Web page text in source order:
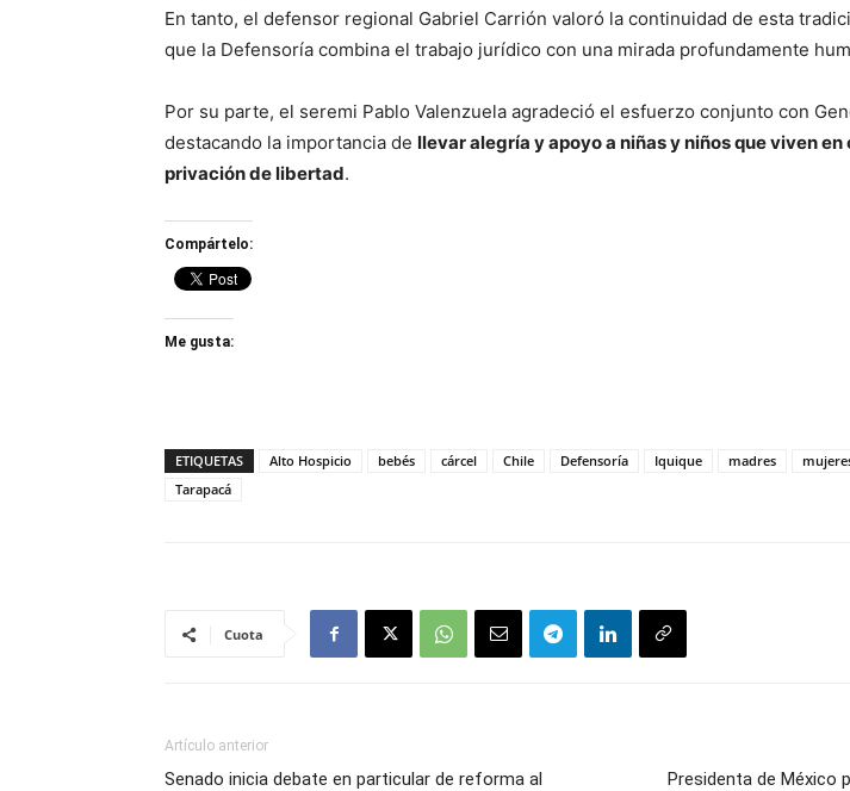
En tanto, el defensor regional Gabriel Carrión valoró la continuidad de esta
que la Defensoría combina el trabajo jurídico con una mirada profundamente
Por su parte, el seremi Pablo Valenzuela agradeció el esfuerzo conjunto con
destacando la importancia de llevar alegría y apoyo a niñas y niños que viven
privación de libertad.
Compártelo:
Me gusta:
ETIQUETAS Alto Hospicio bebés cárcel Chile Defensoría Iquique madres
Tarapacá
Cuota
Artículo anterior
Senado inicia debate en particular de reforma al
Presidenta de México